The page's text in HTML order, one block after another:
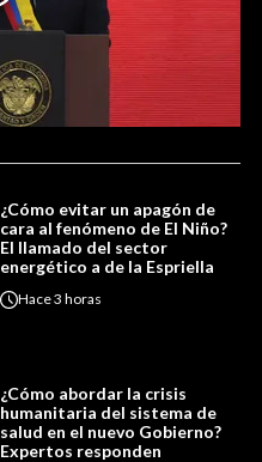
¿Cómo evitar un apagón de
cara al fenómeno de El Niño?
El llamado del sector
energético a de la Espriella
Hace3 horas
¿Cómo abordar la crisis
humanitaria del sistema de
salud en el nuevo Gobierno?
Expertos responden